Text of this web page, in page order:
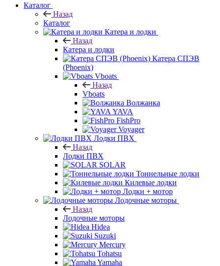
Каталог
Назад
Каталог
Катера и лодки
Назад
Катера и лодки
Катера СПЭВ
(Phoenix)
Vboats
Назад
Vboats
Волжанка
YAVA
FishPro
Voyager
Лодки ПВХ
Назад
Лодки ПВХ
SOLAR
Тоннельные лодки
Килевые лодки
Лодки + мотор
Лодочные моторы
Назад
Лодочные моторы
Hidea
Suzuki
Mercury
Tohatsu
Yamaha